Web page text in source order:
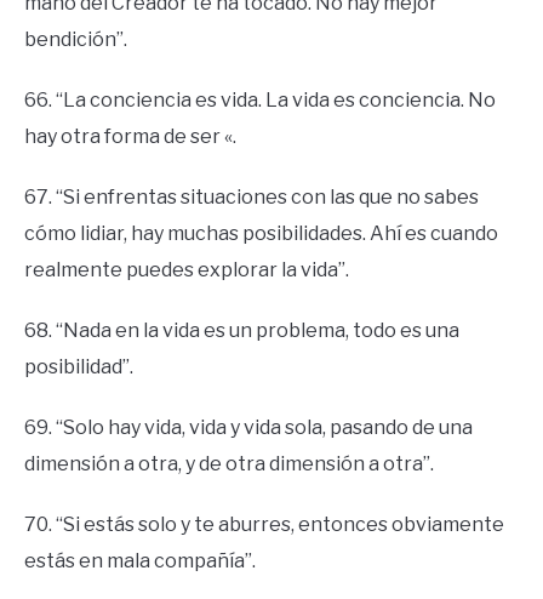
bendición”.
66. “La conciencia es vida. La vida es conciencia. No
hay otra forma de ser «.
67. “Si enfrentas situaciones con las que no sabes
cómo lidiar, hay muchas posibilidades. Ahí es cuando
realmente puedes explorar la vida”.
68. “Nada en la vida es un problema, todo es una
posibilidad”.
69. “Solo hay vida, vida y vida sola, pasando de una
dimensión a otra, y de otra dimensión a otra”.
70. “Si estás solo y te aburres, entonces obviamente
estás en mala compañía”.